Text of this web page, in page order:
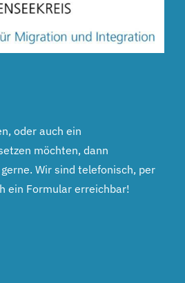
oder auch ein
möchten, dann
Wir sind telefonisch, per
ein Formular erreichbar!